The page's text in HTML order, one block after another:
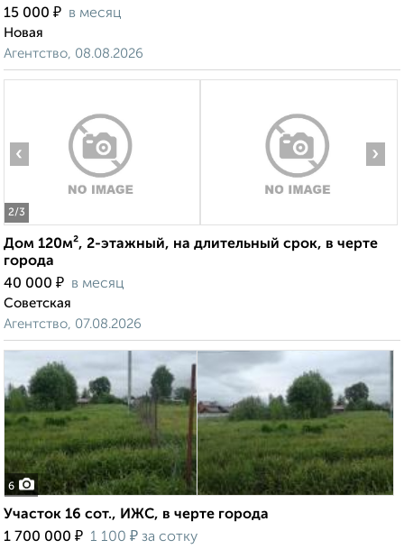
15 000 ₽ в месяц
Новая
Агентство, 08.08.2026
2/3
‹ ›
Дом 120м², 2-этажный, на длительный срок, в черте
города
40 000 ₽ в месяц
Советская
Агентство, 07.08.2026
6
Участок 16 сот., ИЖС, в черте города
1 700 000 ₽ 1 100 ₽ за сотку